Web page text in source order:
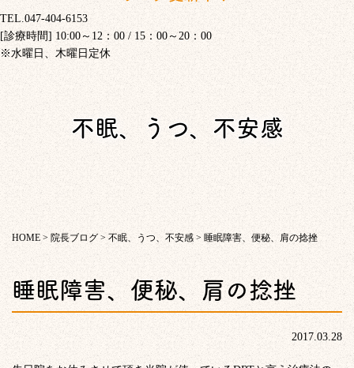
TEL.047-404-6153
[診療時間] 10:00～12：00 / 15：00～20：00
※水曜日、木曜日定休
不眠、うつ、不安感
HOME > 院長ブログ > 不眠、うつ、不安感 > 睡眠障害、便秘、肩の捻挫
睡眠障害、便秘、肩の捻挫
2017.03.28